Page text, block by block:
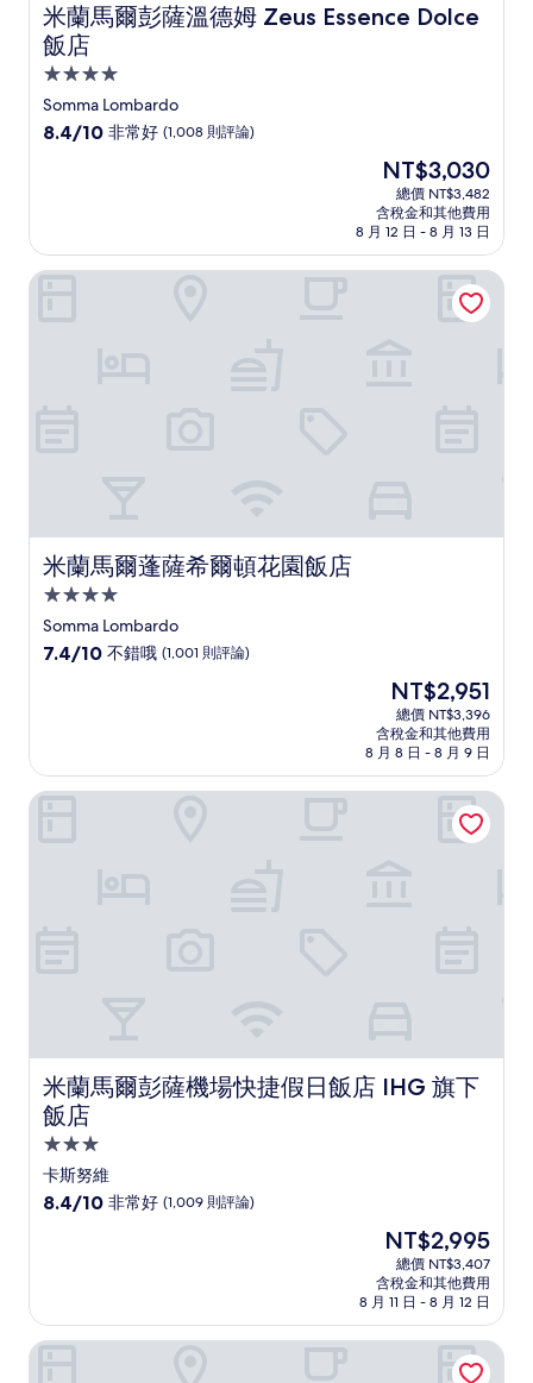
米蘭馬爾彭薩溫德姆 Zeus Essence Dolce
飯店
米蘭馬爾彭薩溫德姆 Zeus Essence Dolce 飯店
4.0
星
級
Somma Lombardo
8.4
非
常
8.4/10 非常好 (1,008 則評論)
現
在
價
格
為
NT$3,030
NT$3,030
總價 NT$3,482
含稅金和其他費用
8 月 12 日 - 8 月 13 日
米蘭馬爾蓬薩希爾頓花園飯店
米蘭馬爾蓬薩希爾頓花園飯店
4.0
星
級
Somma Lombardo
7.4
不
錯
7.4/10 不錯哦 (1,001 則評論)
現
在
價
格
為
NT$2,951
NT$2,951
總價 NT$3,396
含稅金和其他費用
8 月 8 日 - 8 月 9 日
米蘭馬爾蓬薩希爾頓花園飯店
米蘭馬爾彭薩機場快捷假日飯店 IHG 旗下
飯店
米蘭馬爾彭薩機場快捷假日飯店 IHG 旗下飯店
3.0
星
級
卡斯努維
8.4
非
常
8.4/10 非常好 (1,009 則評論)
現
在
價
格
為
NT$2,995
NT$2,995
總價 NT$3,407
含稅金和其他費用
8 月 11 日 - 8 月 12 日
米蘭馬爾彭薩機場快捷假日飯店 IHG 旗下飯店
瑪律彭薩一世飯店